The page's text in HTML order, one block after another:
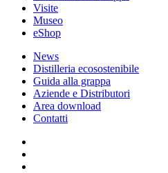
Visite
Museo
eShop
News
Distilleria ecosostenibile
Guida alla grappa
Aziende e Distributori
Area download
Contatti